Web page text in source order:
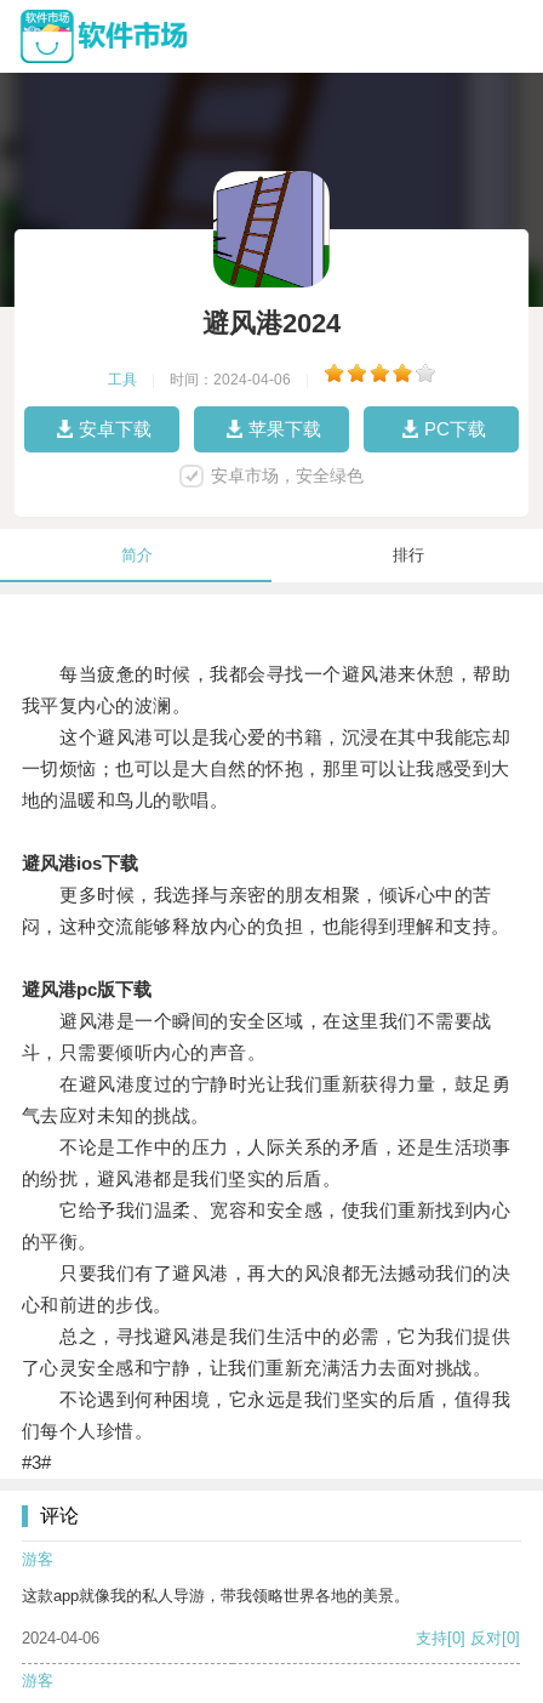
避风港2024
工具 时间：2024-04-06
安卓下载 苹果下载 PC下载
安卓市场，安全绿色
简介 排行
每当疲惫的时候，我都会寻找一个避风港来休憩，帮助
我平复内心的波澜。
这个避风港可以是我心爱的书籍，沉浸在其中我能忘却
一切烦恼；也可以是大自然的怀抱，那里可以让我感受到大
地的温暖和鸟儿的歌唱。
避风港ios下载
更多时候，我选择与亲密的朋友相聚，倾诉心中的苦
闷，这种交流能够释放内心的负担，也能得到理解和支持。
避风港pc版下载
避风港是一个瞬间的安全区域，在这里我们不需要战
斗，只需要倾听内心的声音。
在避风港度过的宁静时光让我们重新获得力量，鼓足勇
气去应对未知的挑战。
不论是工作中的压力，人际关系的矛盾，还是生活琐事
的纷扰，避风港都是我们坚实的后盾。
它给予我们温柔、宽容和安全感，使我们重新找到内心
的平衡。
只要我们有了避风港，再大的风浪都无法撼动我们的决
心和前进的步伐。
总之，寻找避风港是我们生活中的必需，它为我们提供
了心灵安全感和宁静，让我们重新充满活力去面对挑战。
不论遇到何种困境，它永远是我们坚实的后盾，值得我
们每个人珍惜。
#3#
评论
游客
这款app就像我的私人导游，带我领略世界各地的美景。
2024-04-06 支持[0] 反对[0]
游客